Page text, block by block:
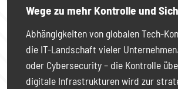
Wege zu mehr Kontrolle und
Abhängigkeiten von globalen Tech-
die IT-Landschaft vieler
oder Cybersecurity – die Kontrolle
digitale Infrastrukturen wird zur